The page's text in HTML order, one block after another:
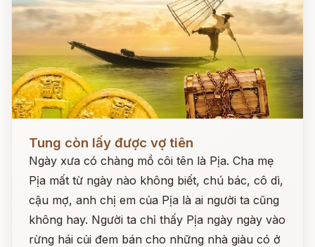
Tung còn lấy được vợ tiên
Ngày xưa có chàng mồ côi tên là Pịa. Cha mẹ
Pịa mất từ ngày nào không biết, chú bác, cô dì,
cậu mợ, anh chị em của Pịa là ai người ta cũng
không hay. Người ta chỉ thấy Pịa ngày ngày vào
rừng hái củi đem bán cho những nhà giàu có ở